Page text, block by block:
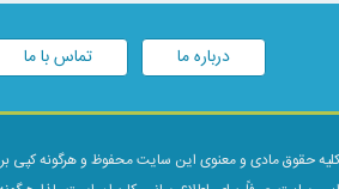
درباره ما تماس با ما
کلیه حقوق مادی و معنوی این سایت محفوظ و هرگونه کپی